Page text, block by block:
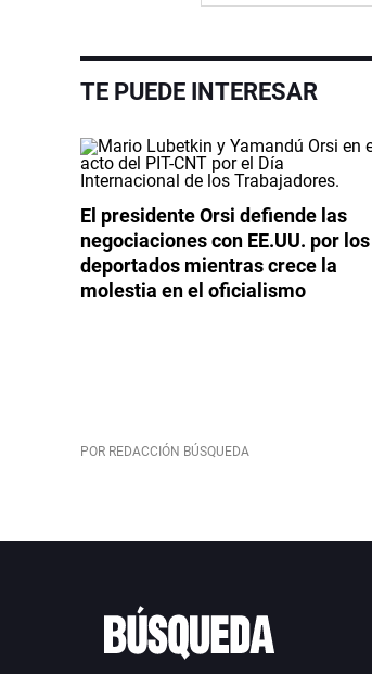
TE PUEDE INTERESAR
El presidente Orsi defiende las
negociaciones con EE.UU. por los
deportados mientras crece la
molestia en el oficialismo
POR REDACCIÓN BÚSQUEDA